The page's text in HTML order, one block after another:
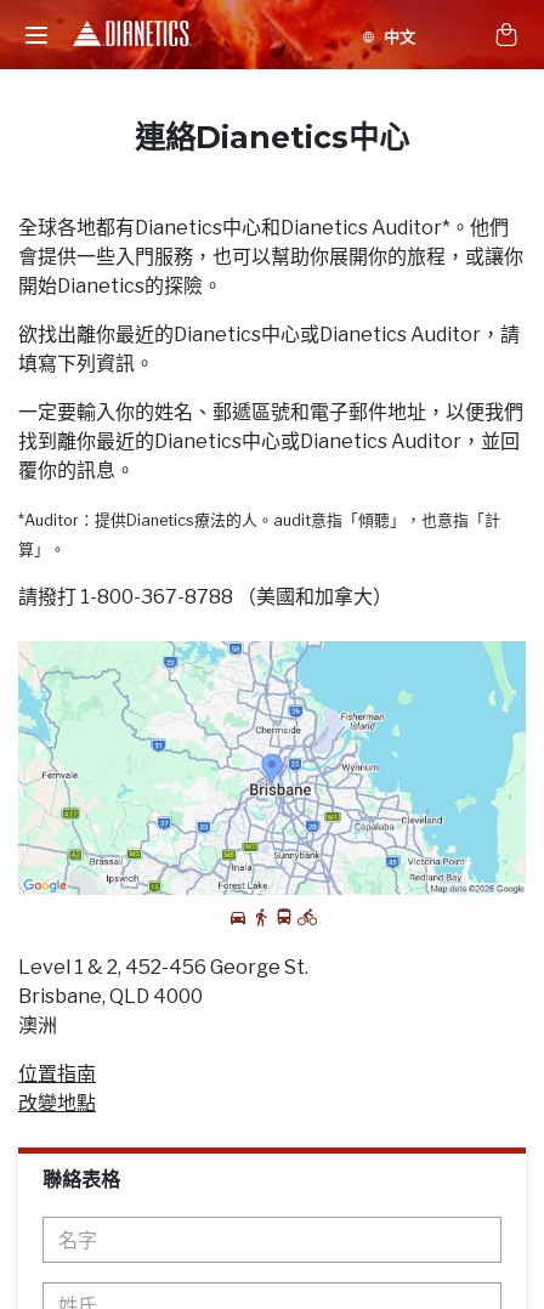
連絡Dianetics中心
全球各地都有Dianetics中心和Dianetics Auditor*。他們
會提供一些入門服務，也可以幫助你展開你的旅程，或讓你
開始Dianetics的探險。
欲找出離你最近的Dianetics中心或Dianetics Auditor，請
填寫下列資訊。
一定要輸入你的姓名、郵遞區號和電子郵件地址，以便我們
找到離你最近的Dianetics中心或Dianetics Auditor，並回
覆你的訊息。
*Auditor：提供Dianetics療法的人。audit意指「傾聽」，也意指「計
算」。
請撥打 1-800-367-8788 （美國和加拿大）
Level 1 & 2, 452-456 George St.
Brisbane, QLD 4000
澳洲
位置指南
改變地點
聯絡表格